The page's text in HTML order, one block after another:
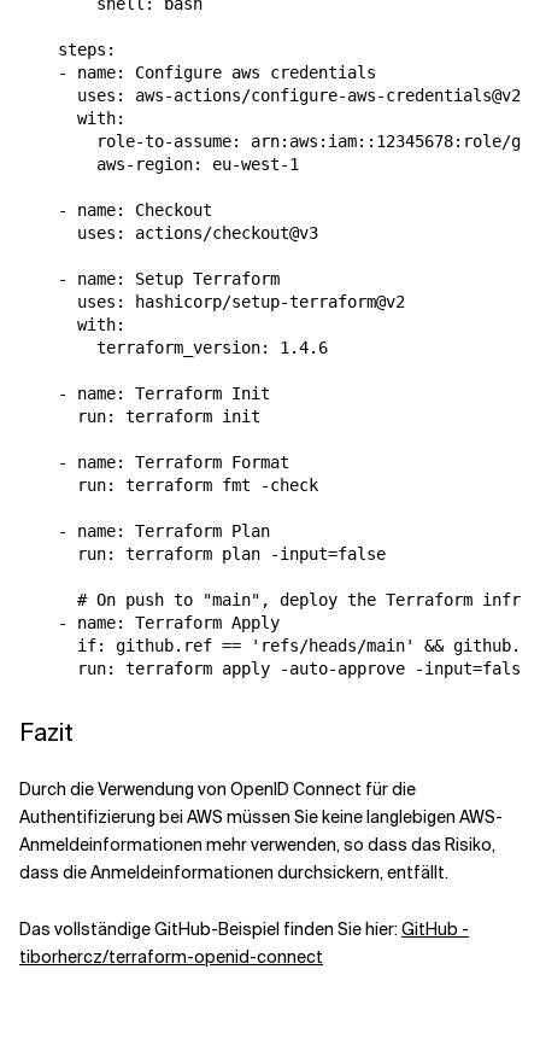
    steps:
    - name: Configure aws credentials
      uses: aws-actions/configure-aws-credentials@v2
      with:
role-to-assume: arn:aws:iam::12345678:role/
        aws-region: eu-west-1
    - name: Checkout
      uses: actions/checkout@v3
    - name: Setup Terraform
      uses: hashicorp/setup-terraform@v2
      with:
        terraform_version: 1.4.6
    - name: Terraform Init
      run: terraform init
    - name: Terraform Format
      run: terraform fmt -check
    - name: Terraform Plan
      run: terraform plan -input=false
# On push to "main", deploy the Terraform
    - name: Terraform Apply
if: github.ref == 'refs/heads/main' &&
Fazit
Durch die Verwendung von OpenID Connect für die
Authentifizierung bei AWS müssen Sie keine langlebigen AWS-
Anmeldeinformationen mehr verwenden, so dass das Risiko,
dass die Anmeldeinformationen durchsickern, entfällt.
Das vollständige GitHub-Beispiel finden Sie hier:GitHub -
tiborhercz/terraform-openid-connect